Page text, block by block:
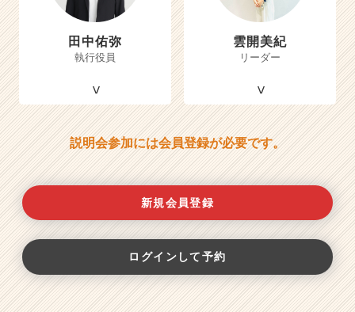
田中佑弥
執行役員
雲開美紀
リーダー
説明会参加には会員登録が必要です。
新規会員登録
ログインして予約